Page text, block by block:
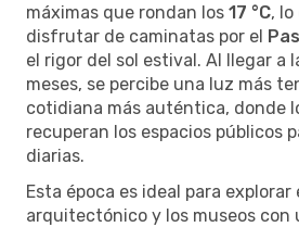
máximas que rondan los 17 °C,
disfrutar de caminatas por el
el rigor del sol estival. Al llegar a
meses, se percibe una luz más
cotidiana más auténtica, donde
recuperan los espacios públicos
diarias.
Esta época es ideal para
arquitectónico y los museos con